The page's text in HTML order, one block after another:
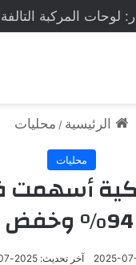
الرئيسية / محليات
محليات
أسهمت
2025- آخر تحديث: 2025-07-29